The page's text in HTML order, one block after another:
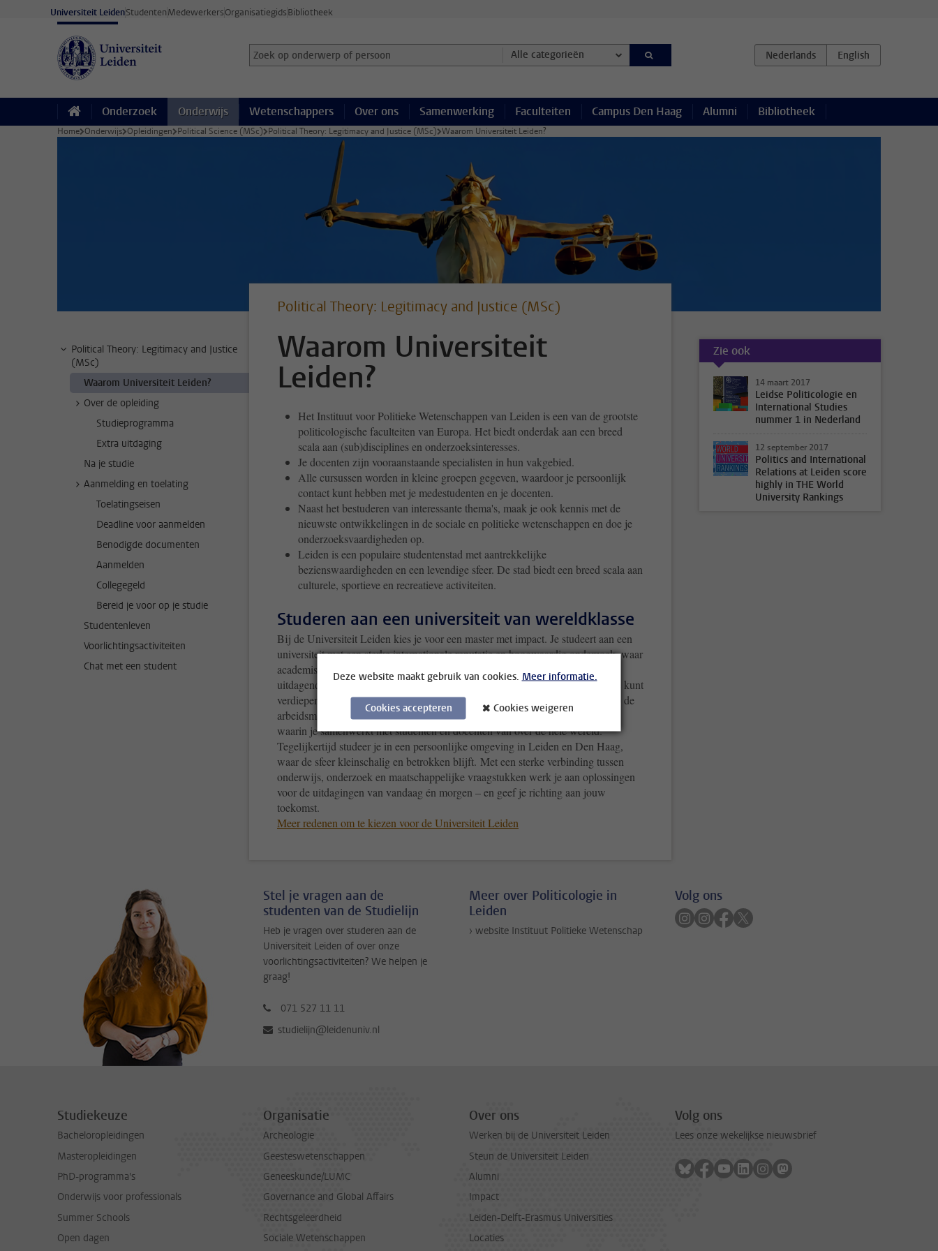
Ga direct naar de inhoud
Universiteit LeidenStudentenMedewerkersOrganisatiegidsBibliotheek
Zoek op onderwerp of persoon en selecteer categorie
Zoekterm Alle categorieën
Onderzoek Onderwijs Wetenschappers Over ons Samenwerking Faculteiten Campus Den Haag Alumni Bibliotheek
Home Onderwijs Opleidingen Political Science (MSc) Political Theory: Legitimacy and Justice (MSc) Waarom Universiteit Leiden?
Political Theory: Legitimacy and Justice
(MSc)
Waarom Universiteit Leiden?
Over de opleiding
Studieprogramma
Extra uitdaging
Na je studie
Aanmelding en toelating
Toelatingseisen
Deadline voor aanmelden
Benodigde documenten
Aanmelden
Collegegeld
Bereid je voor op je studie
Studentenleven
Voorlichtingsactiviteiten
Chat met een student
Political Theory: Legitimacy and Justice (MSc)
Waarom Universiteit
Leiden?
Het Instituut voor Politieke Wetenschappen van Leiden is een van de grootste
politicologische faculteiten van Europa. Het biedt onderdak aan een breed
scala aan (sub)disciplines en onderzoeksinteresses.
Je docenten zijn vooraanstaande specialisten in hun vakgebied.
Alle cursussen worden in kleine groepen gegeven, waardoor je persoonlijk
contact kunt hebben met je medestudenten en je docenten.
Naast het bestuderen van interessante thema's, maak je ook kennis met de
nieuwste ontwikkelingen in de sociale en politieke wetenschappen en doe je
onderzoeksvaardigheden op.
Leiden is een populaire studentenstad met aantrekkelijke
bezienswaardigheden en een levendige sfeer. De stad biedt een breed scala aan
culturele, sportieve en recreatieve activiteiten.
Studeren aan een universiteit van wereldklasse
Bij de Universiteit Leiden kies je voor een master met impact. Je studeert aan een
universiteit met een sterke internationale reputatie en hoogwaardig onderzoek, waar
academische vrijheid en kritisch denken centraal staan. Onze masters bieden
uitdagende programma’s met veel keuze in vakken en specialisaties, zodat je je kunt
verdiepen in wat jou echt interesseert en je voorbereidt op een sterke positie op de
arbeidsmarkt. Je maakt deel uit van een internationale en diverse community,
waarin je samenwerkt met studenten en docenten van over de hele wereld.
Tegelijkertijd studeer je in een persoonlijke omgeving in Leiden en Den Haag,
waar de sfeer kleinschalig en betrokken blijft. Met een sterke verbinding tussen
onderwijs, onderzoek en maatschappelijke vraagstukken werk je aan oplossingen
voor de uitdagingen van vandaag én morgen – en geef je richting aan jouw
toekomst.
Meer redenen om te kiezen voor de Universiteit Leiden
Zie ook
14 maart 2017
Leidse Politicologie en
International Studies
nummer 1 in Nederland
12 september 2017
Politics and International
Relations at Leiden score
highly in THE World
University Rankings
Stel je vragen aan de
studenten van de Studielijn
Heb je vragen over studeren aan de
Universiteit Leiden of over onze
voorlichtingsactiviteiten? We helpen je
graag!
071 527 11 11
studielijn@leidenuniv.nl
Meer over Politicologie in
Leiden
› website Instituut Politieke Wetenschap
Volg ons
Volg ons op instagram
Volg ons op instagram
Volg ons op facebook
Volg ons op twitter
Studiekeuze
Bacheloropleidingen
Masteropleidingen
PhD-programma's
Onderwijs voor professionals
Summer Schools
Open dagen
Organisatie
Archeologie
Geesteswetenschappen
Geneeskunde/LUMC
Governance and Global Affairs
Rechtsgeleerdheid
Sociale Wetenschappen
Over ons
Werken bij de Universiteit Leiden
Steun de Universiteit Leiden
Alumni
Impact
Leiden-Delft-Erasmus Universities
Locaties
Volg ons
Lees onze wekelijkse nieuwsbrief
Volg ons op bluesky
Volg ons op facebook
Volg ons op youtube
Volg ons op linkedin
Volg ons op instagram
Volg ons op mastodon
Deze website maakt gebruik van cookies. Meer informatie.
Cookies accepteren Cookies weigeren